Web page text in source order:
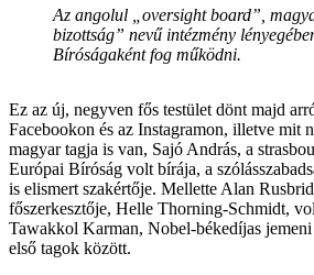
Az angolul „oversight board”,
bizottság” nevű intézmény
Bíróságaként fog működni.
Ez az új, negyven fős testület dönt majd
Facebookon és az Instagramon, illetve mit
magyar tagja is van, Sajó András, a
Európai Bíróság volt bírája, a
is elismert szakértője. Mellette Alan
főszerkesztője, Helle Thorning-Schmidt,
Tawakkol Karman, Nobel-békedíjas
első tagok között.